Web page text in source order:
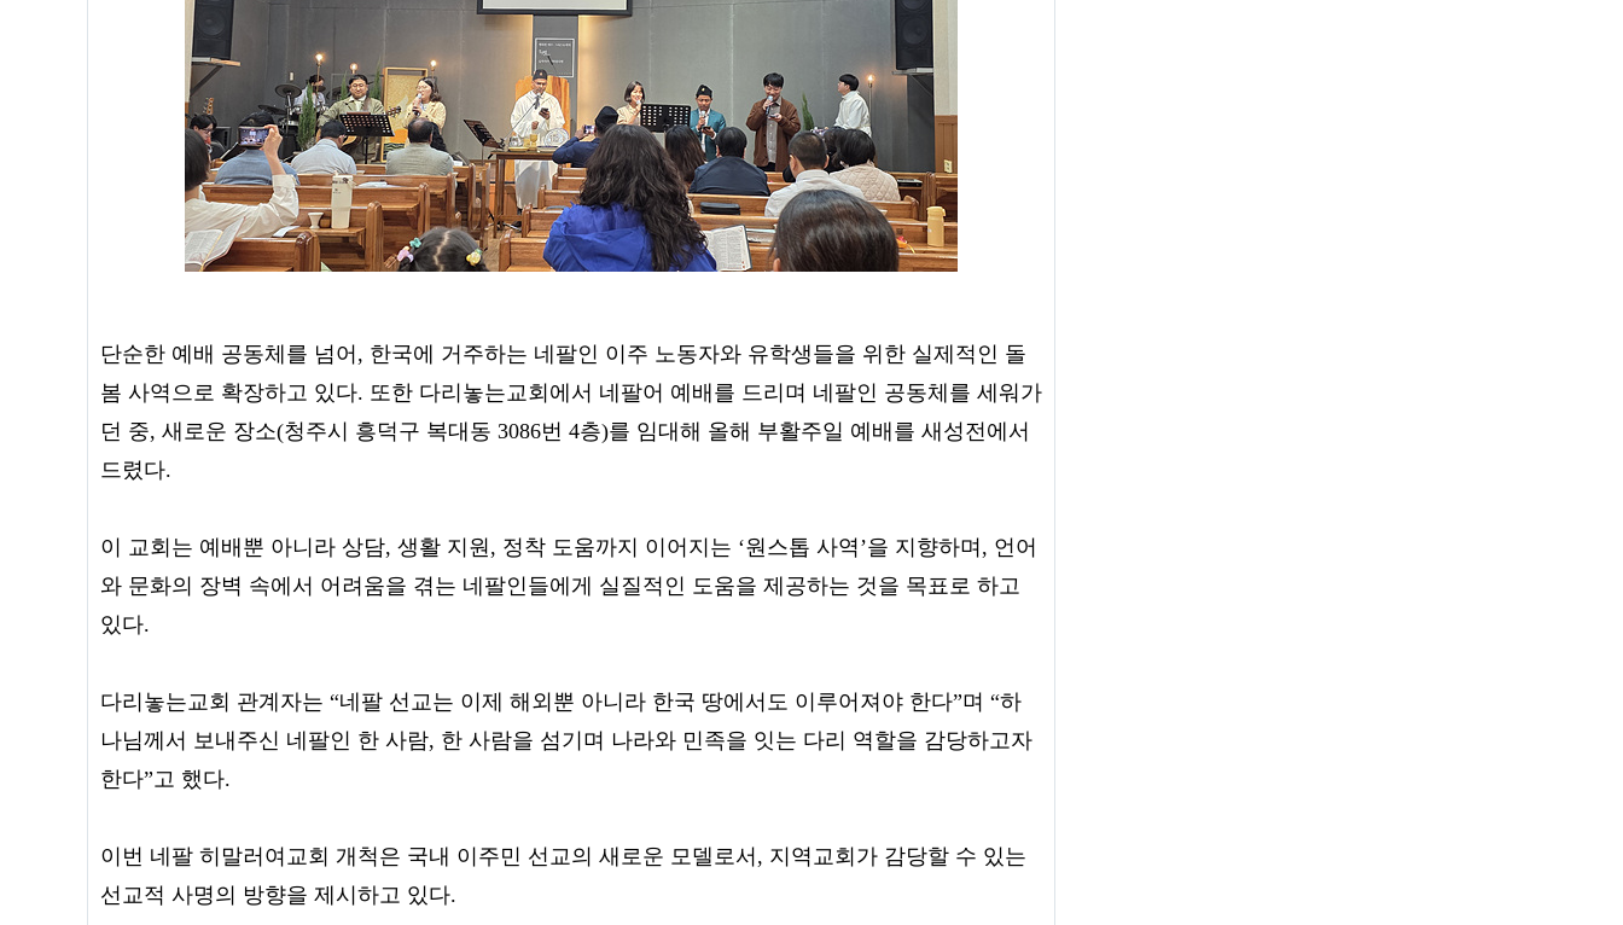
단순한 예배 공동체를 넘어, 한국에 거주하는 네팔인 이주 노동자와 유학생들을 위한 실제적인 돌
봄 사역으로 확장하고 있다. 또한 다리놓는교회에서 네팔어 예배를 드리며 네팔인 공동체를 세워가
던 중, 새로운 장소(청주시 흥덕구 복대동 3086번 4층)를 임대해 올해 부활주일 예배를 새성전에서
드렸다.
이 교회는 예배뿐 아니라 상담, 생활 지원, 정착 도움까지 이어지는 ‘원스톱 사역’을 지향하며, 언어
와 문화의 장벽 속에서 어려움을 겪는 네팔인들에게 실질적인 도움을 제공하는 것을 목표로 하고
있다.
다리놓는교회 관계자는 “네팔 선교는 이제 해외뿐 아니라 한국 땅에서도 이루어져야 한다”며 “하
나님께서 보내주신 네팔인 한 사람, 한 사람을 섬기며 나라와 민족을 잇는 다리 역할을 감당하고자
한다”고 했다.
이번 네팔 히말러여교회 개척은 국내 이주민 선교의 새로운 모델로서, 지역교회가 감당할 수 있는
선교적 사명의 방향을 제시하고 있다.